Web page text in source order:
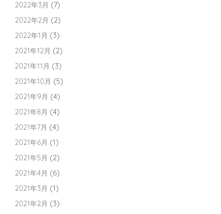
2022年3月 (7)
2022年2月 (2)
2022年1月 (3)
2021年12月 (2)
2021年11月 (3)
2021年10月 (5)
2021年9月 (4)
2021年8月 (4)
2021年7月 (4)
2021年6月 (1)
2021年5月 (2)
2021年4月 (6)
2021年3月 (1)
2021年2月 (3)